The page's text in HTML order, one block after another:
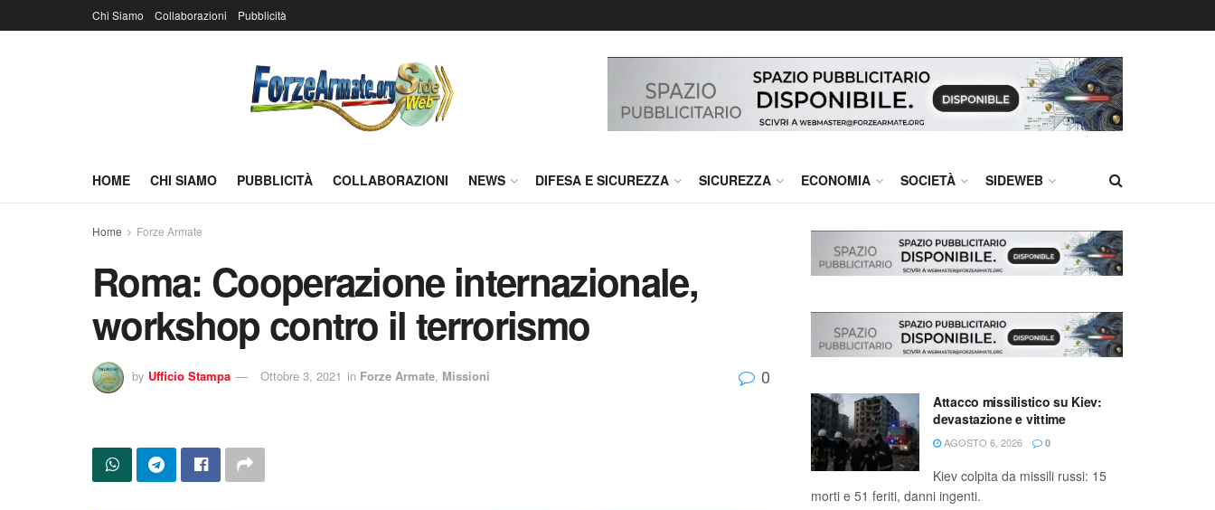
Chi Siamo Collaborazioni Pubblicità
HOME CHI SIAMO PUBBLICITÀ COLLABORAZIONI NEWS DIFESA E SICUREZZA SICUREZZA ECONOMIA SOCIETÀ SIDEWEB
Home Forze Armate
Roma: Cooperazione internazionale,
workshop contro il terrorismo
by Ufficio Stampa Ottobre 3, 2021 in Forze Armate, Missioni 0
Attacco missilistico su Kiev:
devastazione e vittime
AGOSTO 6, 2026 0
Kiev colpita da missili russi: 15
morti e 51 feriti, danni ingenti.